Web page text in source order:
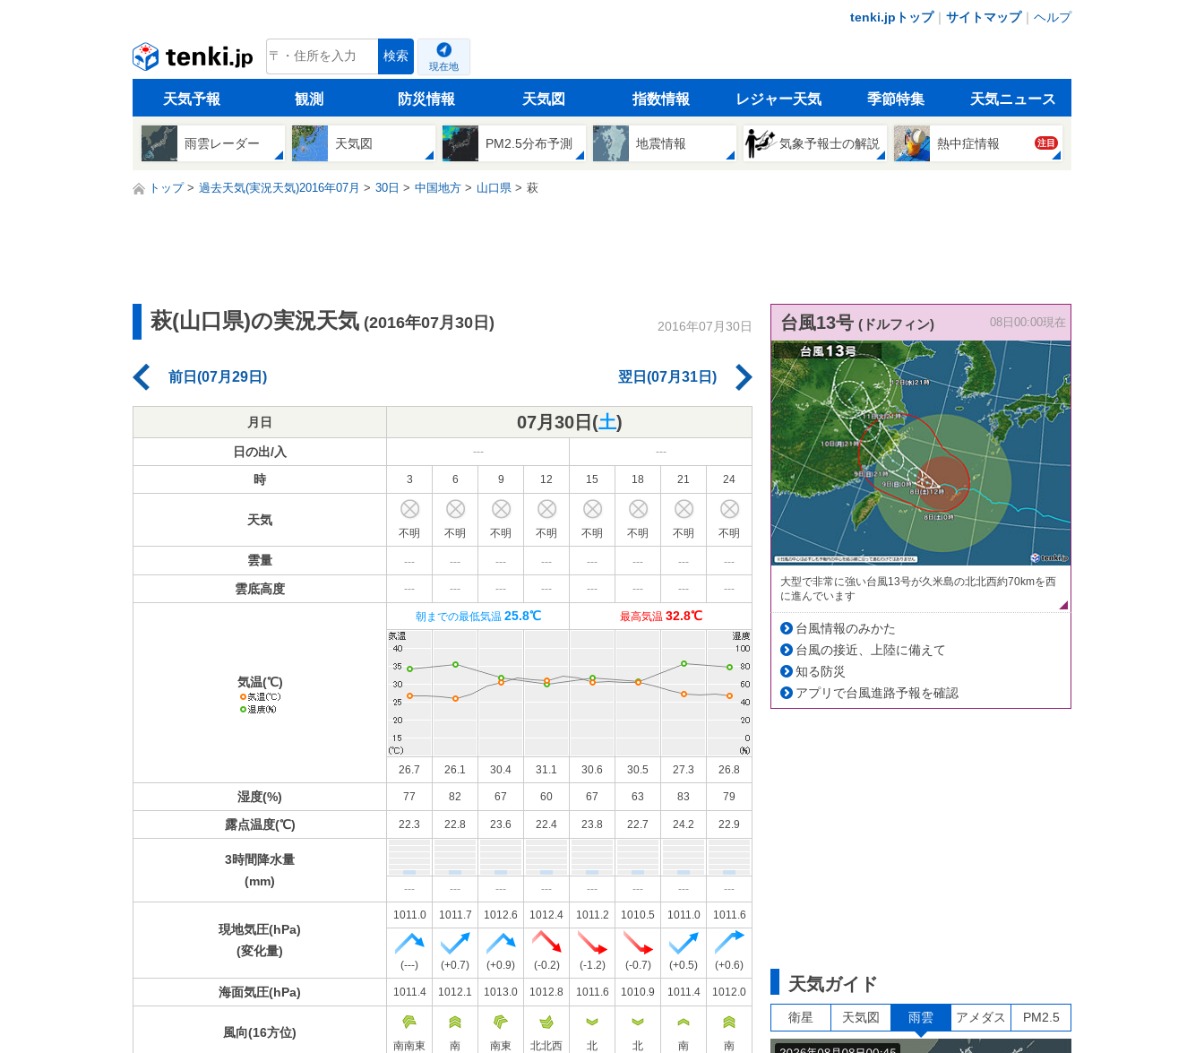
tenki.jpトップ｜ サイトマップ｜ ヘルプ
tenki.jp 検索
現在地
天気予報 観測 防災情報 天気図 指数情報 レジャー天気 季節特集 天気ニュース
雨雲レーダー 天気図 PM2.5分布予測 地震情報 気象予報士の解説 熱中症情報 注目
トップ 過去天気(実況天気)2016年07月 30日 中国地方 山口県 萩
萩(山口県)の実況天気 (2016年07月30日) 2016年07月30日
前日(07月29日) 翌日(07月31日)
月日 07月30日(土)
日の出/入 --- ---
時 3 6 9 12 15 18 21 24
天気
不明 不明 不明 不明 不明 不明 不明 不明
雲量 --- --- --- --- --- --- --- ---
雲底高度 --- --- --- --- --- --- --- ---
気温(℃)
朝までの最低気温 25.8℃ 最高気温 32.8℃
26.7 26.1 30.4 31.1 30.6 30.5 27.3 26.8
湿度(%) 77 82 67 60 67 63 83 79
露点温度(℃) 22.3 22.8 23.6 22.4 23.8 22.7 24.2 22.9
3時間降水量
(mm)
--- --- --- --- --- --- --- ---
現地気圧(hPa)
(変化量)
1011.0 1011.7 1012.6 1012.4 1011.2 1010.5 1011.0 1011.6
(---) (+0.7) (+0.9) (-0.2) (-1.2) (-0.7) (+0.5) (+0.6)
海面気圧(hPa) 1011.4 1012.1 1013.0 1012.8 1011.6 1010.9 1011.4 1012.0
風向(16方位)
南南東 南 南東 北北西 北 北 南 南
台風13号 (ドルフィン) 08日00:00現在
大型で非常に強い台風13号が久米島の北北西約70kmを西
に進んでいます
台風情報のみかた
台風の接近、上陸に備えて
知る防災
アプリで台風進路予報を確認
天気ガイド
衛星 天気図 雨雲 アメダス PM2.5